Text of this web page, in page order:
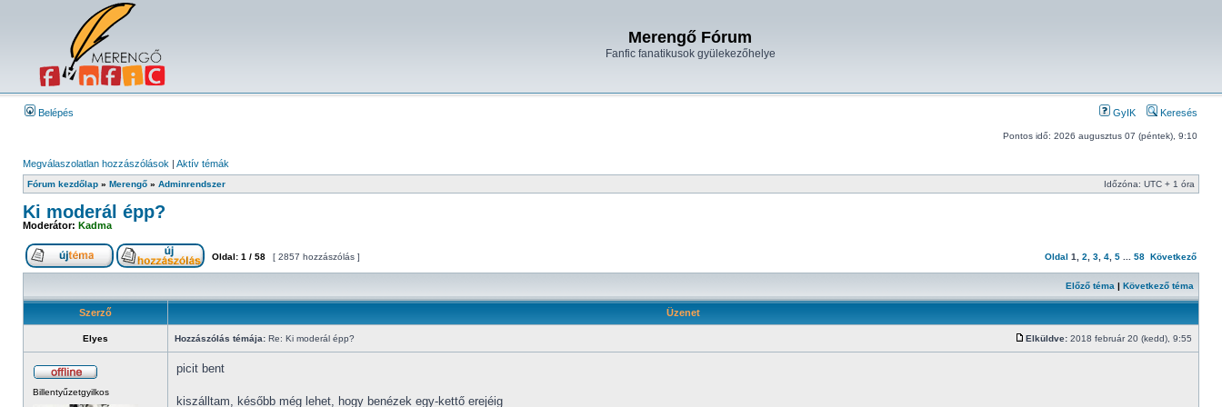
Merengő Fórum
Fanfic fanatikusok gyülekezőhelye
Belépés GyIK Keresés
Pontos idő: 2026 augusztus 07 (péntek), 9:10
Megválaszolatlan hozzászólások | Aktív témák
Fórum kezdőlap » Merengő » Adminrendszer Időzóna: UTC + 1 óra
Ki moderál épp?
Moderátor: Kadma
Oldal: 1 / 58 [ 2857 hozzászólás ] Oldal 1 2 3 4 5 58 Következő
Előző téma | Következő téma
Szerző Üzenet
Elyes Hozzászólás témája: Re: Ki moderál épp? Elküldve: 2018 február 20 (kedd), 9:55
Billentyűzetgyilkos
picit bent
kiszálltam, később még lehet, hogy benézek egy-kettő erejéig